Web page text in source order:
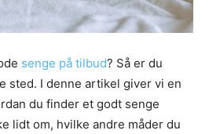
senge på tilbud? Så er du
sted. I denne artikel giver vi en
du finder et godt senge
lidt om, hvilke andre måder du